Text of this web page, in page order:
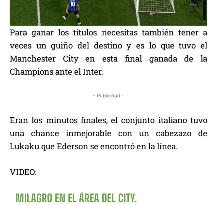
Para ganar los títulos necesitas también tener a
veces un guiño del destino y es lo que tuvo el
Manchester City en esta final ganada de la
Champions ante el Inter.
- Publicidad -
Eran los minutos finales, el conjunto italiano tuvo
una chance inmejorable con un cabezazo de
Lukaku que Ederson se encontró en la línea.
VIDEO:
MILAGRO EN EL ÁREA DEL CITY.